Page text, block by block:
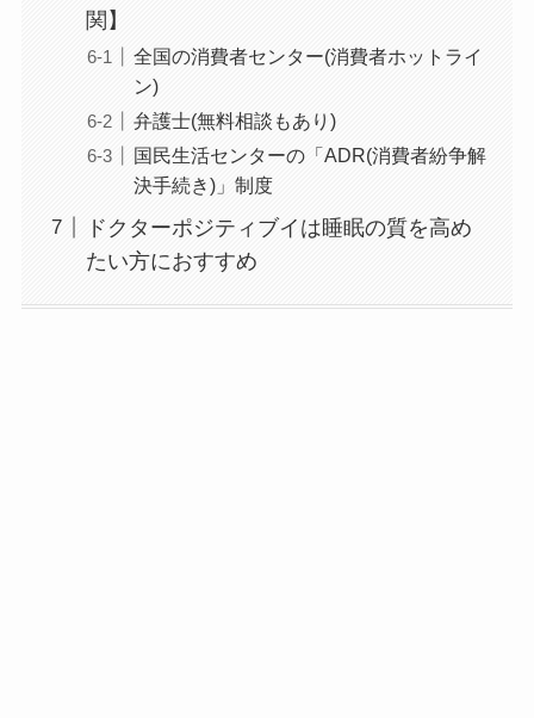
解約できない？バロ
する方法を完全攻略
関】
全国の消費者センター(消費者ホットライ
ン)
弁護士(無料相談もあり)
国民生活センターの「ADR(消費者紛争解
決手続き)」制度
ドクターポジティブイは睡眠の質を高め
たい方におすすめ